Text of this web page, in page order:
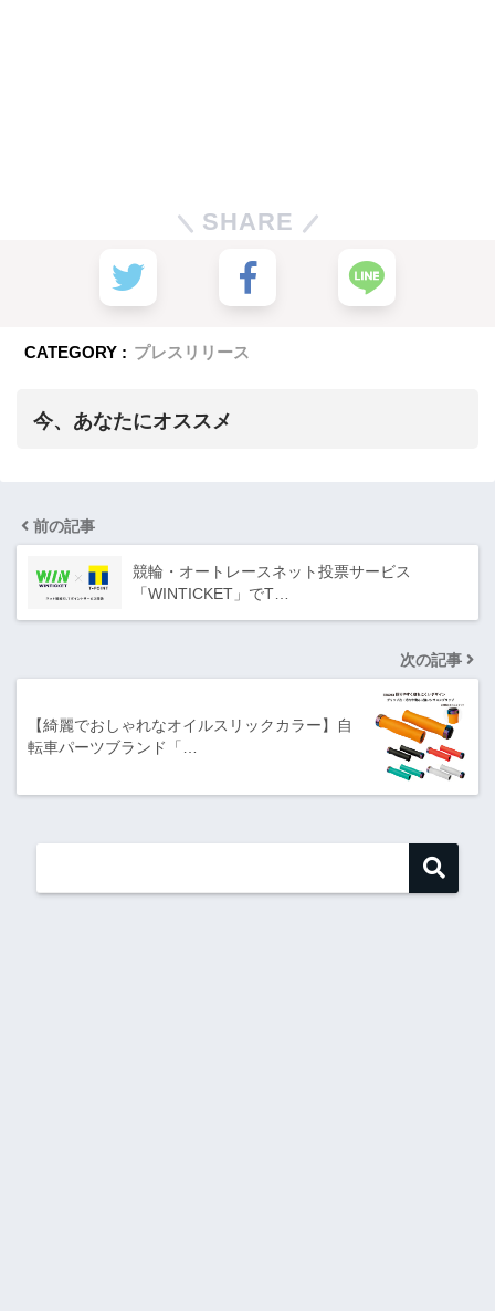
SHARE
CATEGORY : プレスリリース
今、あなたにオススメ
前の記事
競輪・オートレースネット投票サービス
「WINTICKET」でT…
次の記事
【綺麗でおしゃれなオイルスリックカラー】自
転車パーツブランド「…